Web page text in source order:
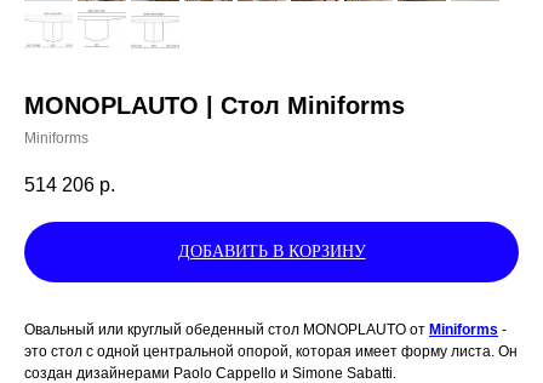
MONOPLAUTO | Стол Miniforms
Miniforms
514 206 р.
ДОБАВИТЬ В КОРЗИНУ
Овальный или круглый обеденный стол MONOPLAUTO от Miniforms -
это стол с одной центральной опорой, которая имеет форму листа. Он
создан дизайнерами Paolo Cappello и Simone Sabatti.